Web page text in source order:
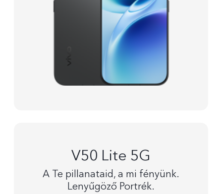
V50 Lite 5G
A Te pillanataid, a mi fényünk.
Lenyűgöző Portrék.